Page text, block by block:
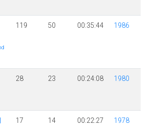
119 50 00:35:44 1986
28 23 00:24:08 1980
17 14 00:22:27 1978